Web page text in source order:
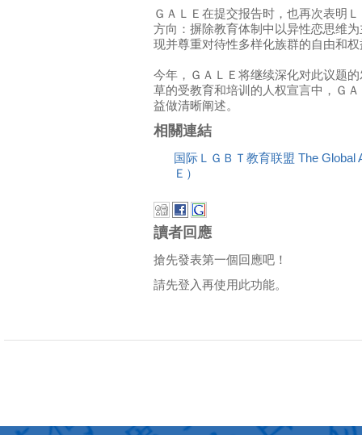
ＧＡＬＥ在提交报告时，也再次表明
方向：摒除教育体制中以异性恋思维
现并尊重对待性多样化族群的自由和权
今年，ＧＡＬＥ将继续深化对此议题
草的受教育和培训的人权宣言中，Ｇ
益做清晰阐述。
相關連結
国际ＬＧＢＴ教育联盟 The Global
Ｅ）
讀者回應
搶先發表第一個回應吧！
請先登入再使用此功能。